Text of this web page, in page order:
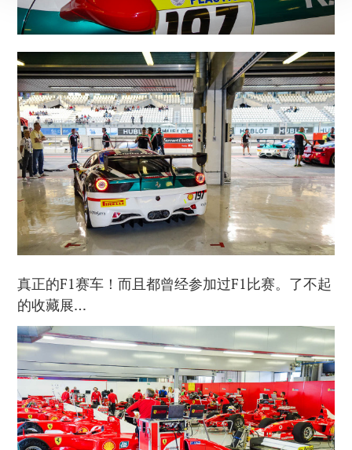
真正的F1赛车！而且都曾经参加过F1比赛。了不起
的收藏展…